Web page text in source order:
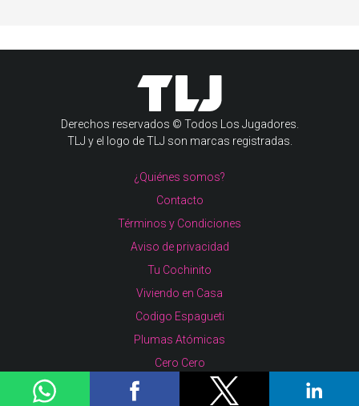
Derechos reservados © Todos Los Jugadores.
TLJ y el logo de TLJ son marcas registradas.
¿Quiénes somos?
Contacto
Términos y Condiciones
Aviso de privacidad
Tu Cochinito
Viviendo en Casa
Codigo Espagueti
Plumas Atómicas
Cero Cero